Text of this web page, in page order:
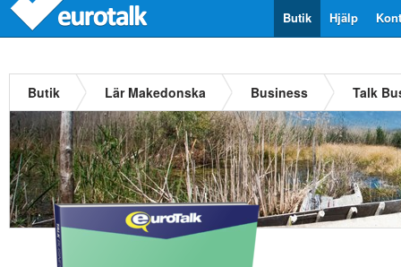
Hjälp
Butik
Butik Lär Makedonska Business Talk